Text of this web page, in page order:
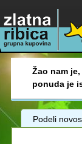
Žao nam je,
ponuda je
Podeli